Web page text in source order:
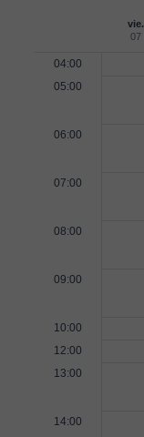
vie.
07
04:00
05:00
06:00
07:00
08:00
09:00
10:00
12:00
13:00
14:00